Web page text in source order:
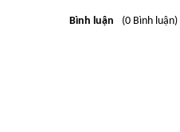
Bình luận (0 Bình luận)